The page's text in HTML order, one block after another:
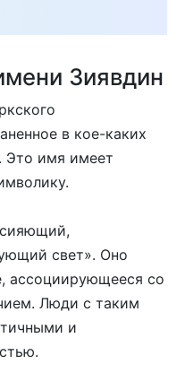
Зиявдин
в кое-каких
Это имя имеет
свет». Оно
ассоциирующееся со
Люди с таким
и